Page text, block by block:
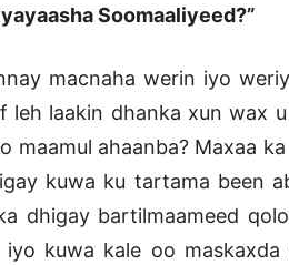
Soomaaliyeed?”
macnaha werin iyo
leh laakin dhanka xun wax
maamul ahaanba? Maxaa
kuwa ku tartama been
dhigay bartilmaameed
iyo kuwa kale oo